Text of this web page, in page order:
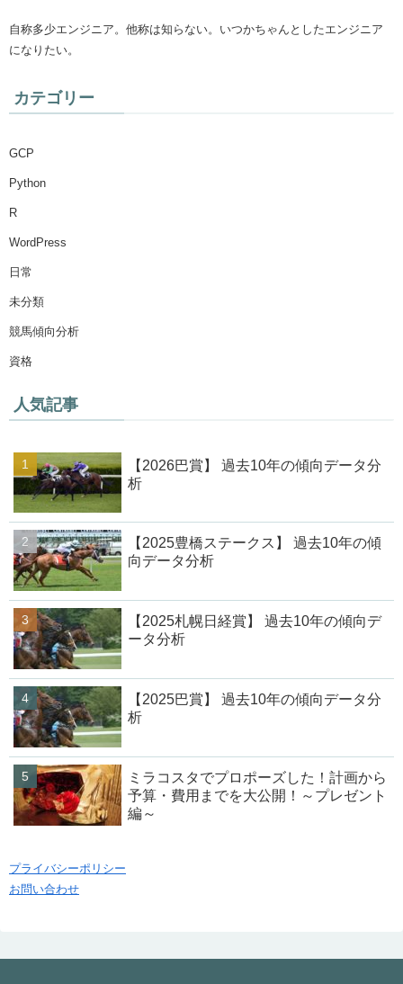
自称多少エンジニア。他称は知らない。いつかちゃんとしたエンジニア
になりたい。
カテゴリー
GCP
Python
R
WordPress
日常
未分類
競馬傾向分析
資格
人気記事
【2026巴賞】 過去10年の傾向データ分
析
【2025豊橋ステークス】 過去10年の傾
向データ分析
【2025札幌日経賞】 過去10年の傾向デ
ータ分析
【2025巴賞】 過去10年の傾向データ分
析
ミラコスタでプロポーズした！計画から
予算・費用までを大公開！～プレゼント
編～
プライバシーポリシー
お問い合わせ